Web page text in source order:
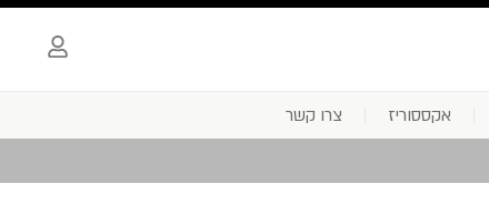
אקססוריז צרו קשר